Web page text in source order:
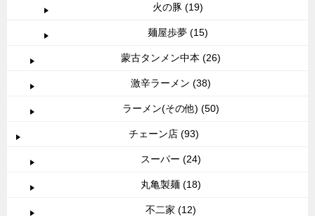
火の豚 (19)
麺屋歩夢 (15)
蒙古タンメン中本 (26)
激辛ラーメン (38)
ラーメン(その他) (50)
チェーン店 (93)
スーパー (24)
丸亀製麺 (18)
不二家 (12)